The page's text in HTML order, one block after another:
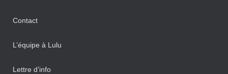
Contact
L’équipe à Lulu
Lettre d’info